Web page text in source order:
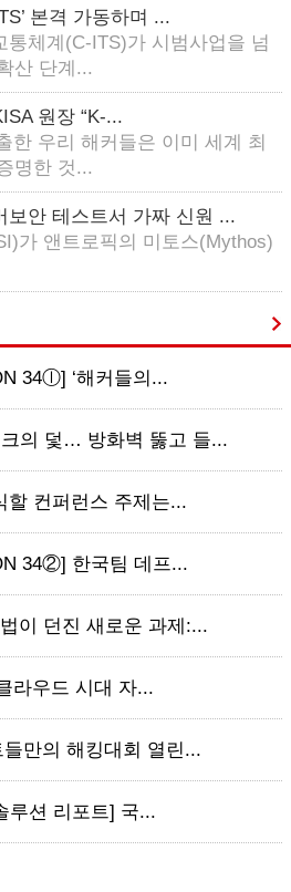
본격 가동하며 ...
체계(C-ITS)가 시범사업을 넘
산 단계...
원장 “K-...
한 우리 해커들은 이미 세계 최
명한 것...
보안 테스트서 가짜 신원 ...
가 앤트로픽의 미토스(Mythos)
34ⓛ] ‘해커들의...
의 덫… 방화벽 뚫고 들...
할 컨퍼런스 주제는...
34②] 한국팀 데프...
이 던진 새로운 과제:...
라우드 시대 자...
만의 해킹대회 열린...
루션 리포트] 국...